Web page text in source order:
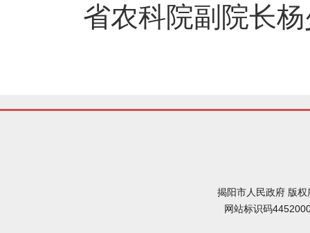
省农科院副院长杨
揭阳市人民政府 版
网站标识码